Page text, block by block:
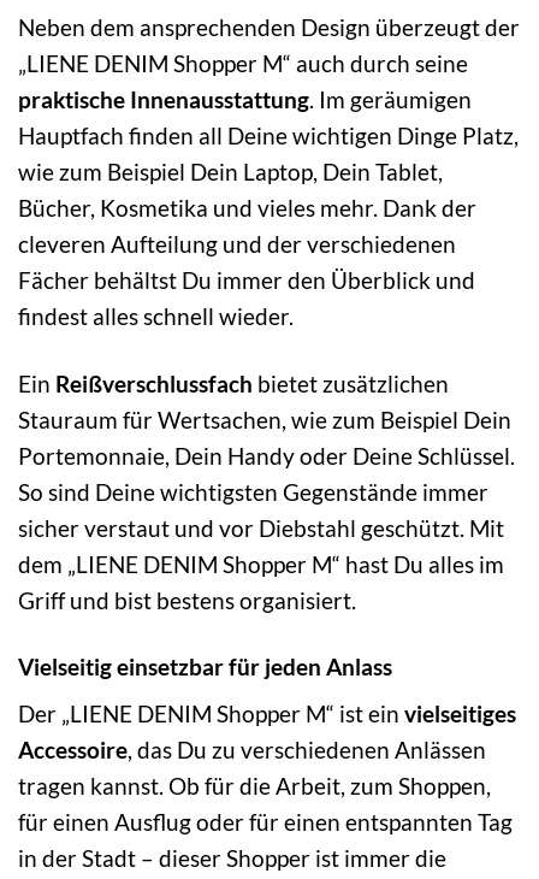
Neben dem ansprechenden Design überzeugt der
„LIENE DENIM Shopper M“ auch durch seine
praktische Innenausstattung. Im geräumigen
Hauptfach finden all Deine wichtigen Dinge Platz,
wie zum Beispiel Dein Laptop, Dein Tablet,
Bücher, Kosmetika und vieles mehr. Dank der
cleveren Aufteilung und der verschiedenen
Fächer behältst Du immer den Überblick und
findest alles schnell wieder.
Ein Reißverschlussfach bietet zusätzlichen
Stauraum für Wertsachen, wie zum Beispiel Dein
Portemonnaie, Dein Handy oder Deine Schlüssel.
So sind Deine wichtigsten Gegenstände immer
sicher verstaut und vor Diebstahl geschützt. Mit
dem „LIENE DENIM Shopper M“ hast Du alles im
Griff und bist bestens organisiert.
Vielseitig einsetzbar für jeden Anlass
Der „LIENE DENIM Shopper M“ ist ein vielseitiges
Accessoire, das Du zu verschiedenen Anlässen
tragen kannst. Ob für die Arbeit, zum Shoppen,
für einen Ausflug oder für einen entspannten Tag
in der Stadt – dieser Shopper ist immer die